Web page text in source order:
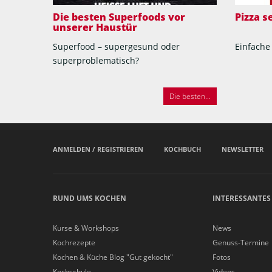
Die besten Superfoods vor
unserer Haustür
Superfood – supergesund oder
superproblematisch?
Die besten...
Pizza
ANMELDEN / REGISTRIEREN KOCHBUCH NEWSLETTER
RUND UMS KOCHEN
Kurse & Workshops
Kochrezepte
Kochen & Küche Blog "Gut gekocht"
News
Genuss-Termine
Fotos